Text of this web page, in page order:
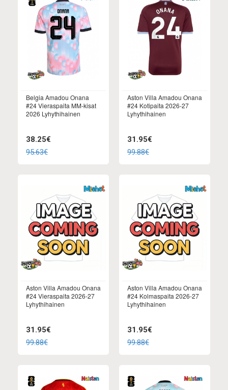
Belgia Amadou Onana
#24 Vieraspaita MM-kisat
2026 Lyhythihainen
38.25€
95.63€
Aston Villa Amadou Onana
#24 Kotipaita 2026-27
Lyhythihainen
31.95€
99.88€
Aston Villa Amadou Onana
#24 Vieraspaita 2026-27
Lyhythihainen
31.95€
99.88€
Aston Villa Amadou Onana
#24 Kolmaspaita 2026-27
Lyhythihainen
31.95€
99.88€